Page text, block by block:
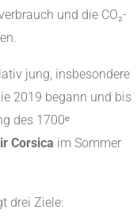
und die CO₂-
jung, insbesondere
2019 begann und bis
des 1700ᵉ
Corsica im Sommer
drei Ziele: